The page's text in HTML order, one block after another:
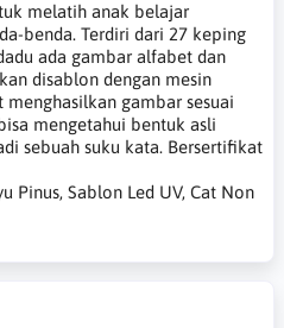
melatih anak belajar
benda. Terdiri dari 27 keping
ada gambar alfabet dan
disablon dengan mesin
gambar sesuai
mengetahui bentuk asli
sebuah suku kata. Bersertifikat
Pinus, Sablon Led UV, Cat Non